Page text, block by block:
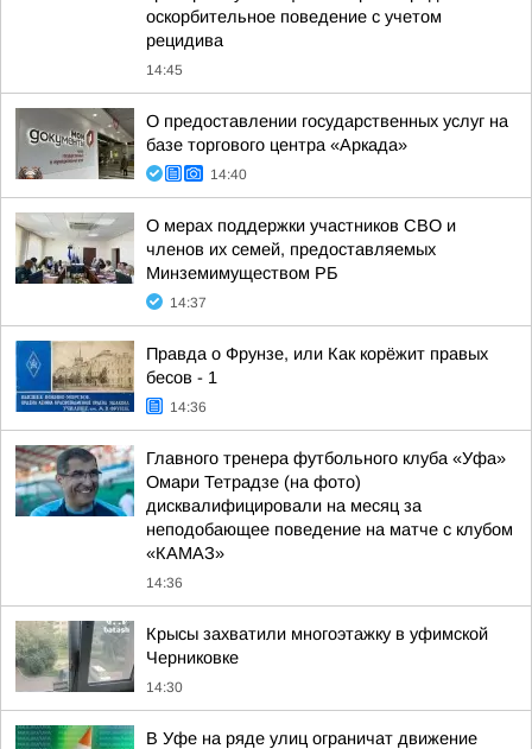
оскорбительное поведение с учетом
рецидива
14:45
О предоставлении государственных услуг на
базе торгового центра «Аркада»
14:40
О мерах поддержки участников СВО и
членов их семей, предоставляемых
Минземимуществом РБ
14:37
Правда о Фрунзе, или Как корёжит правых
бесов - 1
14:36
Главного тренера футбольного клуба «Уфа»
Омари Тетрадзе (на фото)
дисквалифицировали на месяц за
неподобающее поведение на матче с клубом
«КАМАЗ»
14:36
Крысы захватили многоэтажку в уфимской
Черниковке
14:30
В Уфе на ряде улиц ограничат движение